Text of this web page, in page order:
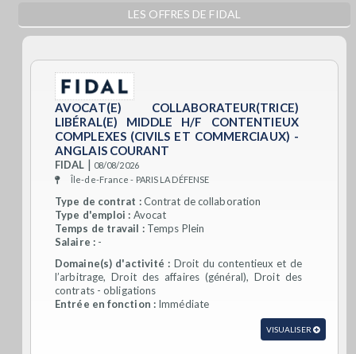
LES OFFRES DE FIDAL
AVOCAT(E) COLLABORATEUR(TRICE)
LIBÉRAL(E) MIDDLE H/F CONTENTIEUX
COMPLEXES (CIVILS ET COMMERCIAUX) -
ANGLAIS COURANT
FIDAL | 08/08/2026
Île-de-France - PARIS LA DÉFENSE
Type de contrat :Contrat de collaboration
Type d'emploi : Avocat
Temps de travail :Temps Plein
Salaire :-
Domaine(s) d'activité : Droit du contentieux et de
l’arbitrage, Droit des affaires (général), Droit des
contrats - obligations
Entrée en fonction : Immédiate
VISUALISER